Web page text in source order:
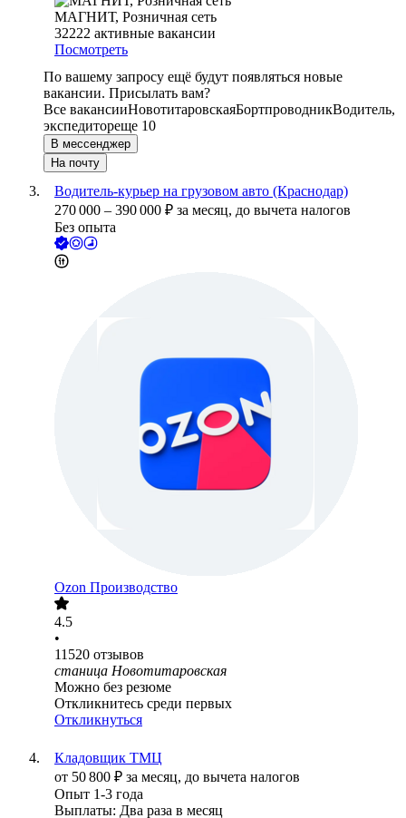
МАГНИТ, Розничная сеть
32222 активные вакансии
Посмотреть
По вашему запросу ещё будут появляться новые
вакансии. Присылать вам?
Все вакансииНовотитаровскаяБортпроводникВодитель,
экспедитореще 10
В мессенджер
На почту
Водитель-курьер на грузовом авто (Краснодар)
270 000 – 390 000 ₽ за месяц, до вычета налогов
Без опыта
Ozon Производство
4.5
•
11520 отзывов
станица Новотитаровская
Можно без резюме
Откликнитесь среди первых
Откликнуться
Кладовщик ТМЦ
от 50 800 ₽ за месяц, до вычета налогов
Опыт 1-3 года
Выплаты: Два раза в месяц